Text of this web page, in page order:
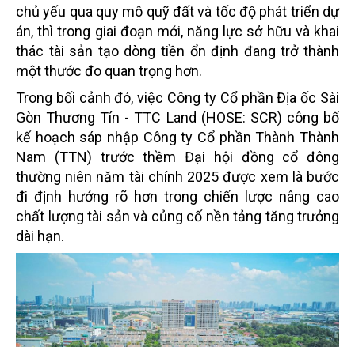
chủ yếu qua quy mô quỹ đất và tốc độ phát triển dự
án, thì trong giai đoạn mới, năng lực sở hữu và khai
thác tài sản tạo dòng tiền ổn định đang trở thành
một thước đo quan trọng hơn.
Trong bối cảnh đó, việc Công ty Cổ phần Địa ốc Sài
Gòn Thương Tín - TTC Land (HOSE: SCR) công bố
kế hoạch sáp nhập Công ty Cổ phần Thành Thành
Nam (TTN) trước thềm Đại hội đồng cổ đông
thường niên năm tài chính 2025 được xem là bước
đi định hướng rõ hơn trong chiến lược nâng cao
chất lượng tài sản và củng cố nền tảng tăng trưởng
dài hạn.